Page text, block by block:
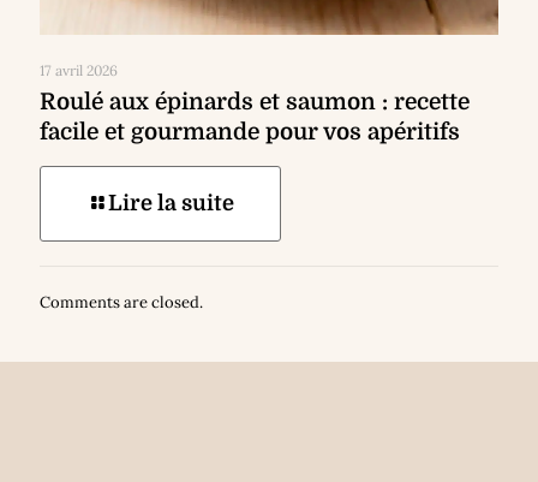
17 avril 2026
Roulé aux épinards et saumon : recette
facile et gourmande pour vos apéritifs
Lire la suite
Comments are closed.